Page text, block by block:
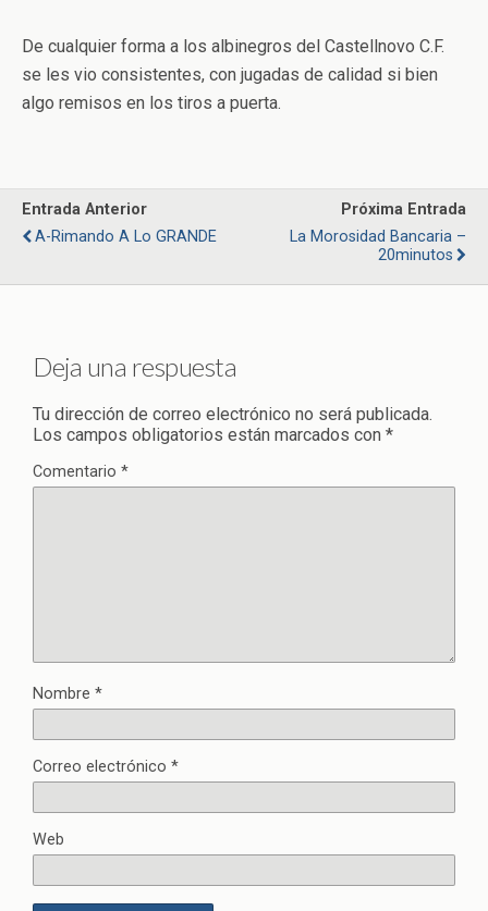
De cualquier forma a los albinegros del Castellnovo C.F.
se les vio consistentes, con jugadas de calidad si bien
algo remisos en los tiros a puerta.
Entrada Anterior
A-Rimando A Lo GRANDE
Próxima Entrada
La Morosidad Bancaria –
20minutos
Deja una respuesta
Tu dirección de correo electrónico no será publicada.
Los campos obligatorios están marcados con *
Comentario *
Nombre *
Correo electrónico *
Web